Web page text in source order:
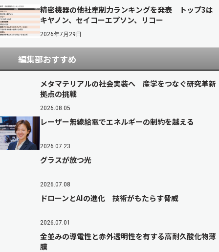
精密機器の他社牽制力ランキングを発表 トップ3は
キヤノン、セイコーエプソン、リコー
2026年7月29日
編集部おすすめ
メタマテリアルの社会実装へ 産学をつなぐ研究革新
拠点の挑戦
2026.08.05
レーザー無線給電でエネルギーの制約を越える
2026.07.23
グラスが放つ光
2026.07.08
ドローンとAIの進化 技術がもたらす脅威
2026.07.01
金並みの導電性と赤外透明性を有する高耐久酸化物薄
膜